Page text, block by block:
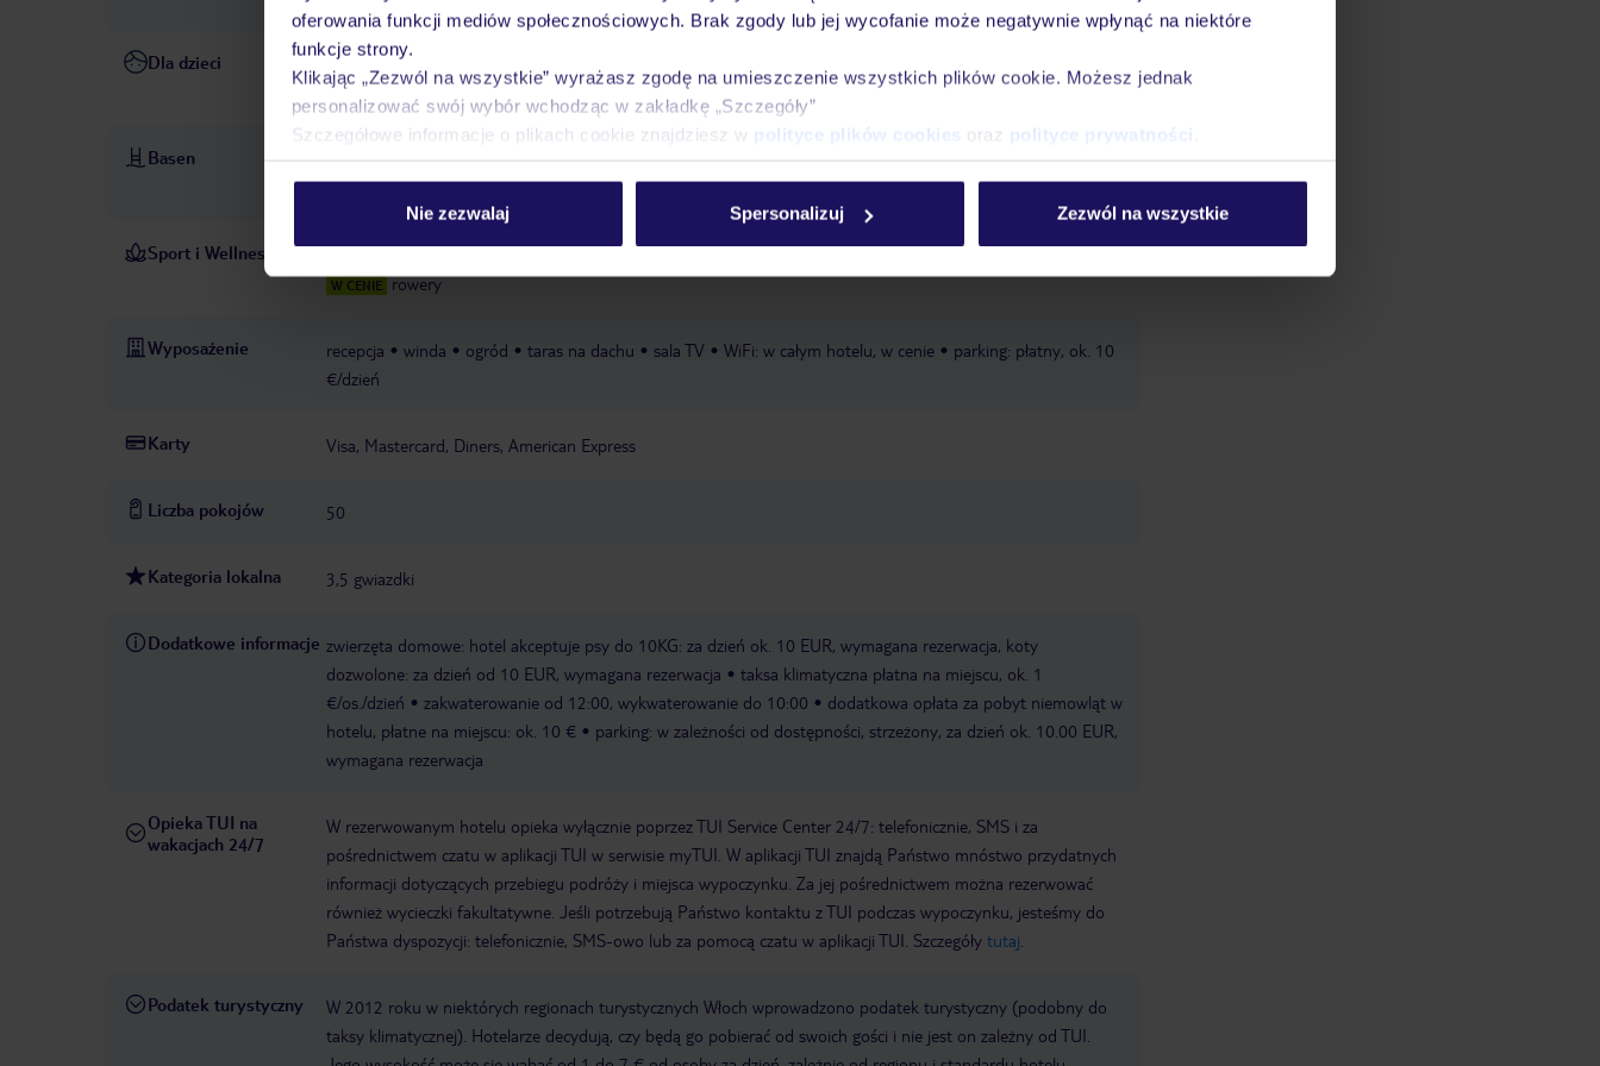
oferowania funkcji mediów społecznościowych. Brak zgody lub jej wycofanie może negatywnie wpłynąć na niektóre
funkcje strony.
Klikając „Zezwól na wszystkie” wyrażasz zgodę na umieszczenie wszystkich plików cookie. Możesz jednak
personalizować swój wybór wchodząc w zakładkę „Szczegóły”
Szczegółowe informacje o plikach cookie znajdziesz w polityce plików cookies oraz polityce prywatności
Nie zezwalaj Spersonalizuj Zezwól na wszystkie
Dla dzieci animacje dla dzieci: od 4 do 12 lat, czerwiec - sierpień
dzieci/niemowląt: za opłatą, ok. 10 €/dzień
Basen basen: zewnętrzny leżaki: w cenie
parasole: w cenie
basen: zewnętrzny, ze słodką wodą
leżaki: w cenie
Sport i Wellness
W CENIE rowery
Wyposażenie recepcja winda ogród taras na dachu sala TV WiFi: w całym hotelu, w cenie
parking: płatny, ok. 10
€/dzień
Karty Visa, Mastercard, Diners, American Express
Liczba pokojów 50
Kategoria lokalna 3,5 gwiazdki
Dodatkowe informacje zwierzęta domowe: hotel akceptuje psy do 10KG: za dzień ok. 10 EUR, wymagana rezerwacja, koty
dozwolone: za dzień od 10 EUR, wymagana rezerwacja
taksa klimatyczna płatna na miejscu, ok. 1
€/os./dzień
zakwaterowanie od 12:00, wykwaterowanie do 10:00
dodatkowa opłata za pobyt niemowląt w
hotelu, płatne na miejscu: ok. 10 €
parking: w zależności od dostępności, strzeżony, za dzień ok. 10.00 EUR,
wymagana rezerwacja
Opieka TUI na
wakacjach 24/7
W rezerwowanym hotelu opieka wyłącznie poprzez TUI Service Center 24/7: telefonicznie, SMS i za
pośrednictwem czatu w aplikacji TUI w serwisie myTUI. W aplikacji TUI znajdą Państwo mnóstwo przydatnych
informacji dotyczących przebiegu podróży i miejsca wypoczynku. Za jej pośrednictwem można rezerwować
również wycieczki fakultatywne. Jeśli potrzebują Państwo kontaktu z TUI podczas wypoczynku, jesteśmy do
Państwa dyspozycji: telefonicznie, SMS-owo lub za pomocą czatu w aplikacji TUI. Szczegóły tutaj
Podatek turystyczny
W 2012 roku w niektórych regionach turystycznych Włoch wprowadzono podatek turystyczny (podobny do
taksy klimatycznej). Hotelarze decydują, czy będą go pobierać od swoich gości i nie jest on zależny od TUI.